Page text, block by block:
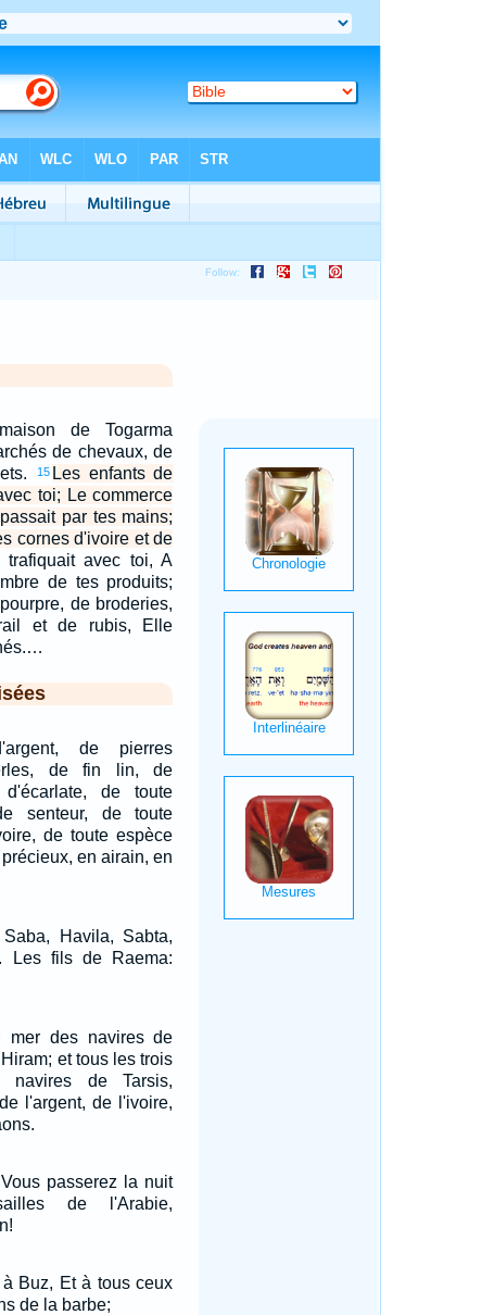
de Togarma
de chevaux, de
15 Les enfants de
toi; Le commerce
par tes mains;
cornes d'ivoire et de
trafiquait avec toi, A
de tes produits;
de broderies,
et de rubis, Elle
de pierres
de fin lin, de
de toute
senteur, de toute
de toute espèce
en airain, en
Havila, Sabta,
Les fils de Raema:
des navires de
et tous les trois
navires de Tarsis,
l'argent, de l'ivoire,
passerez la nuit
de l'Arabie,
Buz, Et à tous ceux
de la barbe;